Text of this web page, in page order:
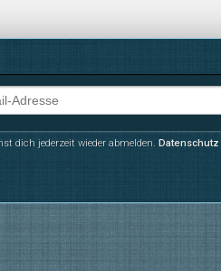
dich jederzeit wieder abmelden. Datenschutz